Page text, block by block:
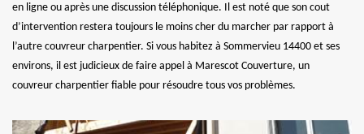
en ligne ou après une discussion téléphonique. Il est noté que son cout
d’intervention restera toujours le moins cher du marcher par rapport à
l’autre couvreur charpentier. Si vous habitez à Sommervieu 14400 et ses
environs, il est judicieux de faire appel à Marescot Couverture, un
couvreur charpentier fiable pour résoudre tous vos problèmes.